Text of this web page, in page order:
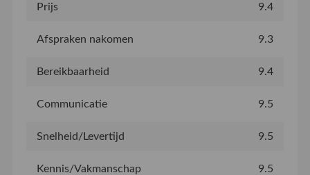
Prijs 9.4
Afspraken nakomen 9.3
Bereikbaarheid 9.4
Communicatie 9.5
Snelheid/Levertijd 9.5
Kennis/Vakmanschap 9.5